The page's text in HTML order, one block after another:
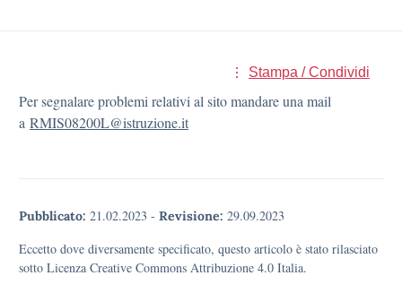
Stampa / Condividi
Per segnalare problemi relativi al sito mandare una mail
a RMIS08200L@istruzione.it
Pubblicato: 21.02.2023 - Revisione: 29.09.2023
Eccetto dove diversamente specificato, questo articolo è stato rilasciato
sotto Licenza Creative Commons Attribuzione 4.0 Italia.